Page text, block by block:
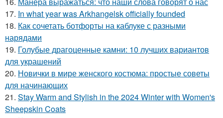
17. In what year was Arkhangelsk officially founded
18. Как сочетать ботфорты на каблуке с разными
нарядами
19. Голубые драгоценные камни: 10 лучших вариантов
для украшений
20. Новички в мире женского костюма: простые советы
для начинающих
21. Stay Warm and Stylish in the 2024 Winter with Women's
Sheepskin Coats